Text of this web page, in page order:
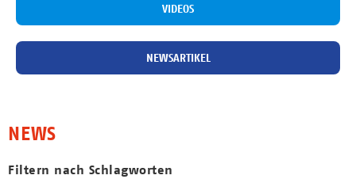
VIDEOS
NEWSARTIKEL
NEWS
Filtern nach Schlagworten